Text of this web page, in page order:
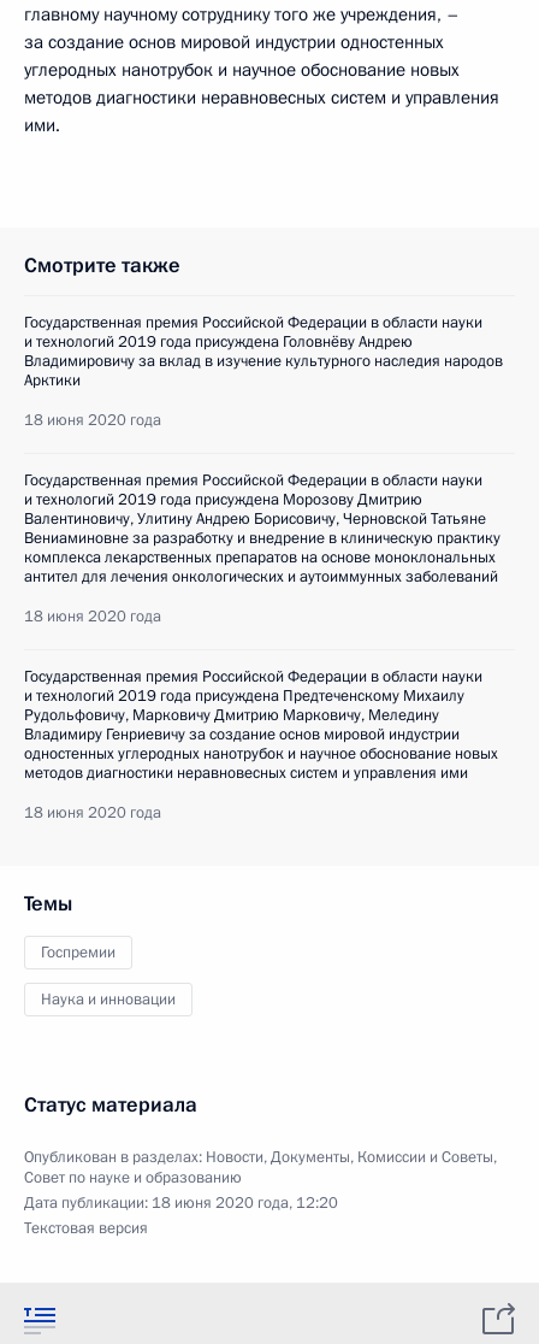
главному научному сотруднику того же учреждения, –
за создание основ мировой индустрии одностенных
углеродных нанотрубок и научное обоснование новых
методов диагностики неравновесных систем и управления
ими.
Смотрите также
Государственная премия Российской Федерации в области науки
и технологий 2019 года присуждена Головнёву Андрею
Владимировичу за вклад в изучение культурного наследия народов
Арктики
18 июня 2020 года
Государственная премия Российской Федерации в области науки
и технологий 2019 года присуждена Морозову Дмитрию
Валентиновичу, Улитину Андрею Борисовичу, Черновской Татьяне
Вениаминовне за разработку и внедрение в клиническую практику
комплекса лекарственных препаратов на основе моноклональных
антител для лечения онкологических и аутоиммунных заболеваний
18 июня 2020 года
Государственная премия Российской Федерации в области науки
и технологий 2019 года присуждена Предтеченскому Михаилу
Рудольфовичу, Марковичу Дмитрию Марковичу, Меледину
Владимиру Генриевичу за создание основ мировой индустрии
одностенных углеродных нанотрубок и научное обоснование новых
методов диагностики неравновесных систем и управления ими
18 июня 2020 года
Темы
Госпремии
Наука и инновации
Статус материала
Опубликован в разделах: Новости,Документы, Комиссии и Советы,
Совет по науке и образованию
Дата публикации: 18 июня 2020 года, 12:20
Текстовая версия